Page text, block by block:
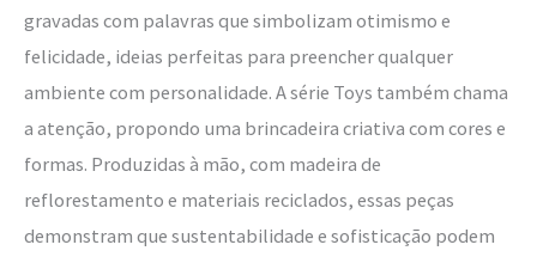
gravadas com palavras que simbolizam otimismo e
felicidade, ideias perfeitas para preencher qualquer
ambiente com personalidade. A série Toys também chama
a atenção, propondo uma brincadeira criativa com cores e
formas. Produzidas à mão, com madeira de
reflorestamento e materiais reciclados, essas peças
demonstram que sustentabilidade e sofisticação podem